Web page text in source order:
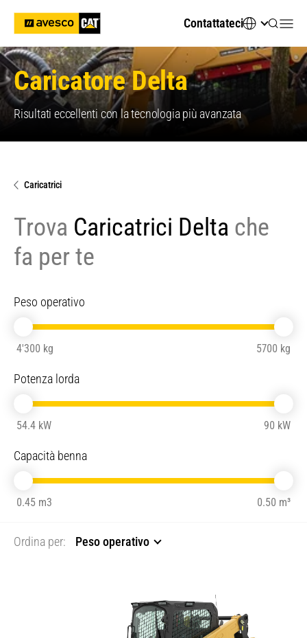
Contattateci
Caricatore Delta
Risultati eccellenti con la tecnologia più avanzata
Caricatrici
Trova Caricatrici Delta che
fa per te
Peso operativo
4'300 kg 5700 kg
Potenza lorda
54.4 kW 90 kW
Capacità benna
0.45 m3 0.50 m³
Ordina per: Peso operativo